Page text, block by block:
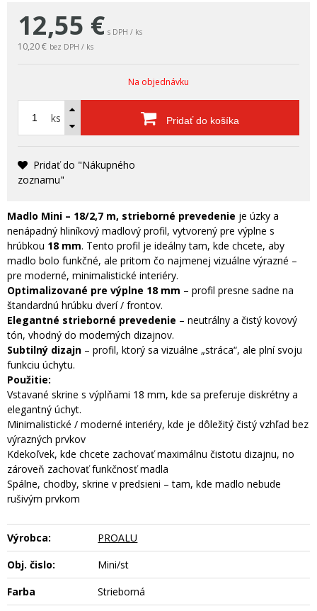
12,55 € s DPH / ks
10,20 € bez DPH / ks
Na objednávku
ks Pridať do košíka
Pridať do "Nákupného
zoznamu"
Madlo Mini – 18/2,7 m, strieborné prevedenie je úzky a
nenápadný hliníkový madlový profil, vytvorený pre výplne s
hrúbkou 18 mm. Tento profil je ideálny tam, kde chcete, aby
madlo bolo funkčné, ale pritom čo najmenej vizuálne výrazné –
pre moderné, minimalistické interiéry.
Optimalizované pre výplne 18 mm – profil presne sadne na
štandardnú hrúbku dverí / frontov.
Elegantné strieborné prevedenie – neutrálny a čistý kovový
tón, vhodný do moderných dizajnov.
Subtilný dizajn – profil, ktorý sa vizuálne „stráca“, ale plní svoju
funkciu úchytu.
Použitie:
Vstavané skrine s výplňami 18 mm, kde sa preferuje diskrétny a
elegantný úchyt.
Minimalistické / moderné interiéry, kde je dôležitý čistý vzhľad bez
výrazných prvkov
Kdekoľvek, kde chcete zachovať maximálnu čistotu dizajnu, no
zároveň zachovať funkčnosť madla
Spálne, chodby, skrine v predsieni – tam, kde madlo nebude
rušivým prvkom
Výrobca:
PROALU
Obj. čislo:
Mini/st
Farba
Strieborná